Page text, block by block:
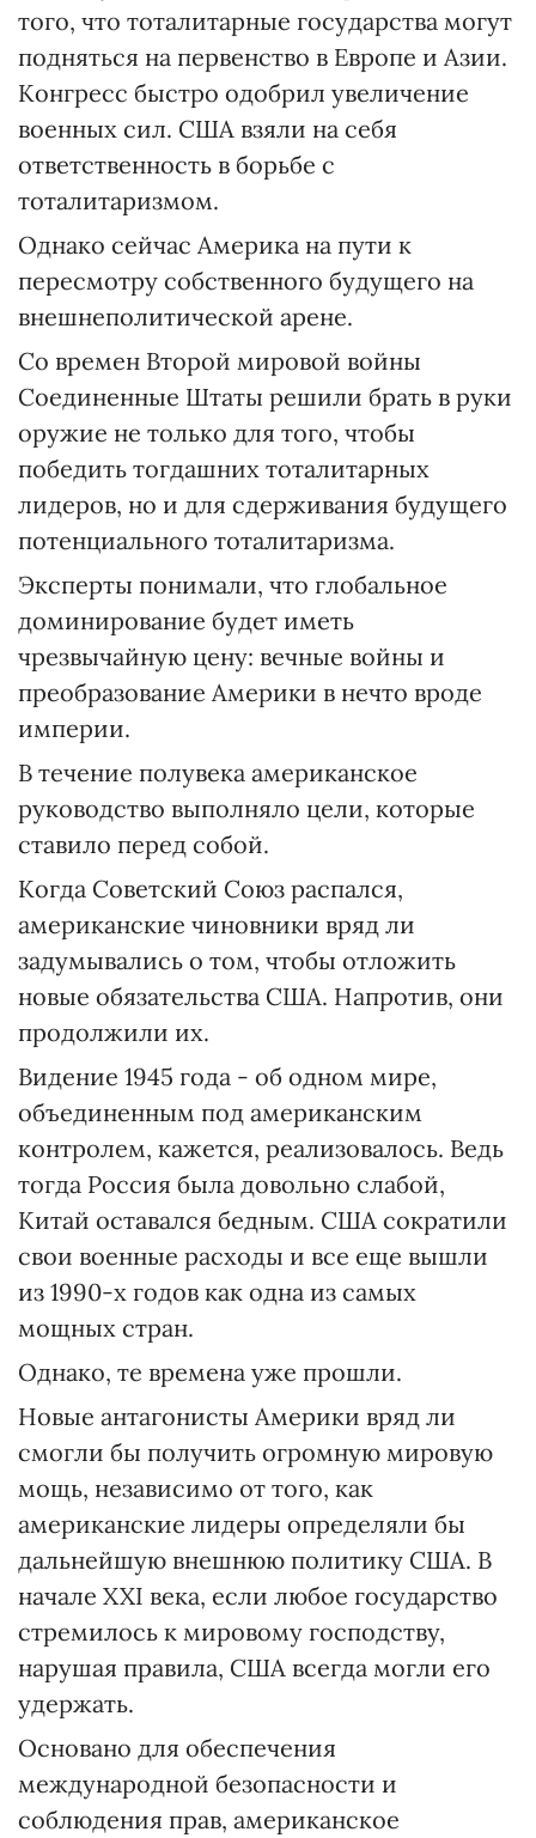
того, что тоталитарные государства могут
подняться на первенство в Европе и Азии.
Конгресс быстро одобрил увеличение
военных сил. США взяли на себя
ответственность в борьбе с
тоталитаризмом.
Однако сейчас Америка на пути к
пересмотру собственного будущего на
внешнеполитической арене.
Со времен Второй мировой войны
Соединенные Штаты решили брать в руки
оружие не только для того, чтобы
победить тогдашних тоталитарных
лидеров, но и для сдерживания будущего
потенциального тоталитаризма.
Эксперты понимали, что глобальное
доминирование будет иметь
чрезвычайную цену: вечные войны и
преобразование Америки в нечто вроде
империи.
В течение полувека американское
руководство выполняло цели, которые
ставило перед собой.
Когда Советский Союз распался,
американские чиновники вряд ли
задумывались о том, чтобы отложить
новые обязательства США. Напротив, они
продолжили их.
Видение 1945 года - об одном мире,
объединенным под американским
контролем, кажется, реализовалось. Ведь
тогда Россия была довольно слабой,
Китай оставался бедным. США сократили
свои военные расходы и все еще вышли
из 1990-х годов как одна из самых
мощных стран.
Однако, те времена уже прошли.
Новые антагонисты Америки вряд ли
смогли бы получить огромную мировую
мощь, независимо от того, как
американские лидеры определяли бы
дальнейшую внешнюю политику США. В
начале XXI века, если любое государство
стремилось к мировому господству,
нарушая правила, США всегда могли его
удержать.
Основано для обеспечения
международной безопасности и
соблюдения прав, американское